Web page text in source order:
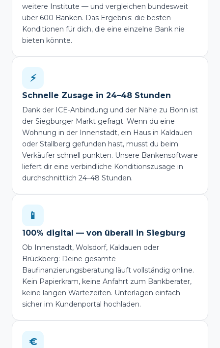
weitere Institute — und vergleichen bundesweit
über 600 Banken. Das Ergebnis: die besten
Konditionen für dich, die eine einzelne Bank nie
bieten könnte.
⚡
Schnelle Zusage in 24–48 Stunden
Dank der ICE-Anbindung und der Nähe zu Bonn ist
der Siegburger Markt gefragt. Wenn du eine
Wohnung in der Innenstadt, ein Haus in Kaldauen
oder Stallberg gefunden hast, musst du beim
Verkäufer schnell punkten. Unsere Bankensoftware
liefert dir eine verbindliche Konditionszusage in
durchschnittlich 24–48 Stunden.
📱
100% digital — von überall in Siegburg
Ob Innenstadt, Wolsdorf, Kaldauen oder
Brückberg: Deine gesamte
Baufinanzierungsberatung läuft vollständig online.
Kein Papierkram, keine Anfahrt zum Bankberater,
keine langen Wartezeiten. Unterlagen einfach
sicher im Kundenportal hochladen.
€